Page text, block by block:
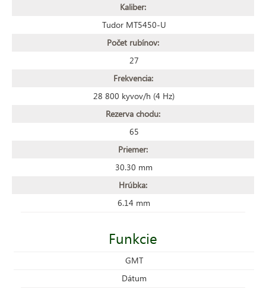
Kaliber:
Tudor MT5450-U
Počet rubínov:
27
Frekvencia:
28 800 kyvov/h (4 Hz)
Rezerva chodu:
65
Priemer:
30.30 mm
Hrúbka:
6.14 mm
Funkcie
GMT
Dátum